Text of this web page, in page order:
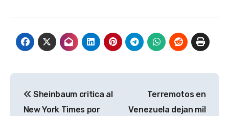
de
Sheinbaum critica al
New York Times por
Terremotos en
Venezuela dejan mil